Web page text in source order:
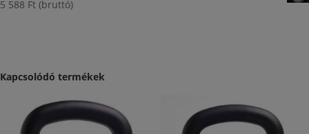
5 588 Ft (bruttó)
Kapcsolódó termékek